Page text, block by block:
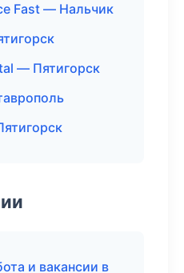
Fast — Нальчик
— Пятигорск
и вакансии в